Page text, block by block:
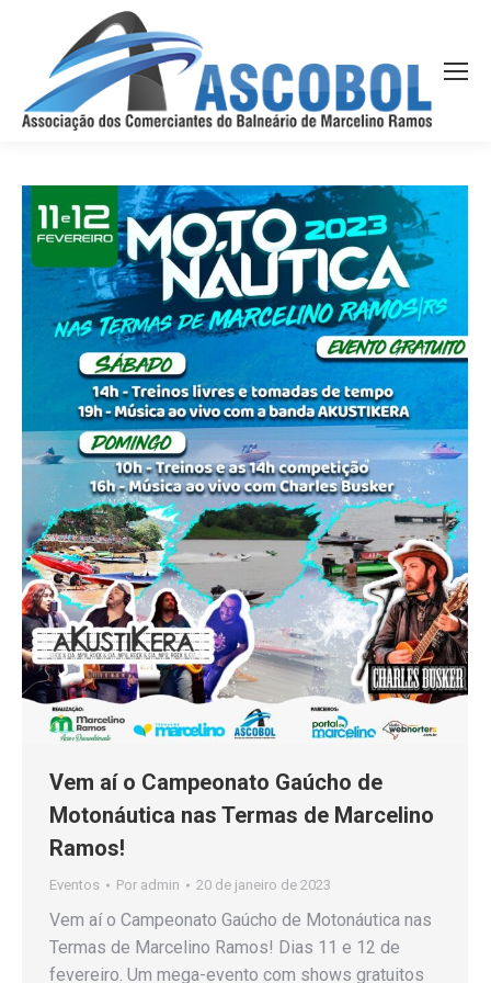
Vem aí o Campeonato Gaúcho de
Motonáutica nas Termas de Marcelino
Ramos!
Eventos Por admin 20 de janeiro de 2023
Vem aí o Campeonato Gaúcho de Motonáutica nas
Termas de Marcelino Ramos! Dias 11 e 12 de
fevereiro. Um mega-evento com shows gratuitos